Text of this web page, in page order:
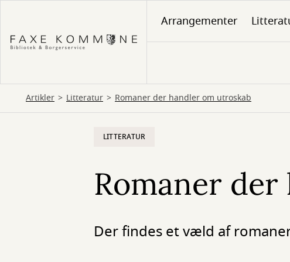
hovedindhold
Arrangementer
Artikler Litteratur Romaner der handler om utroskab
LITTERATUR
Romaner
Der findes et væld af